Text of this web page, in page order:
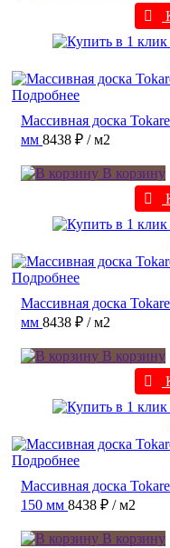
Подробнее
Массивная доска
мм 8438 ₽ / м2
В корзину
Подробнее
Массивная доска
мм 8438 ₽ / м2
В корзину
Подробнее
Массивная доска
150 мм 8438 ₽ / м2
В корзину